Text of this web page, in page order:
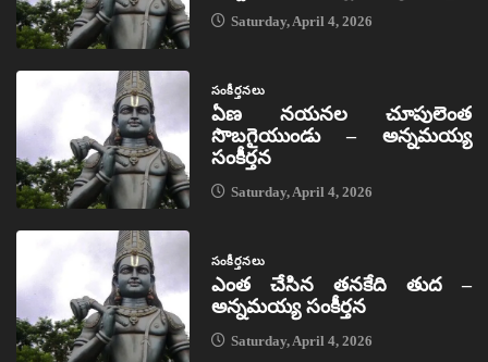
Saturday, April 4, 2026
సంకీర్తనలు
ఏణ నయనల చూపులెంత
సొబగైయుండు – అన్నమయ్య
సంకీర్తన
Saturday, April 4, 2026
సంకీర్తనలు
ఎంత చేసిన తనకేది తుద –
అన్నమయ్య సంకీర్తన
Saturday, April 4, 2026